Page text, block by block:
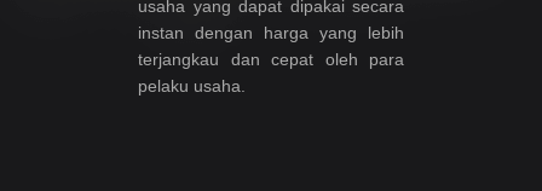
usaha yang dapat dipakai secara
instan dengan harga yang lebih
terjangkau dan cepat oleh para
pelaku usaha.